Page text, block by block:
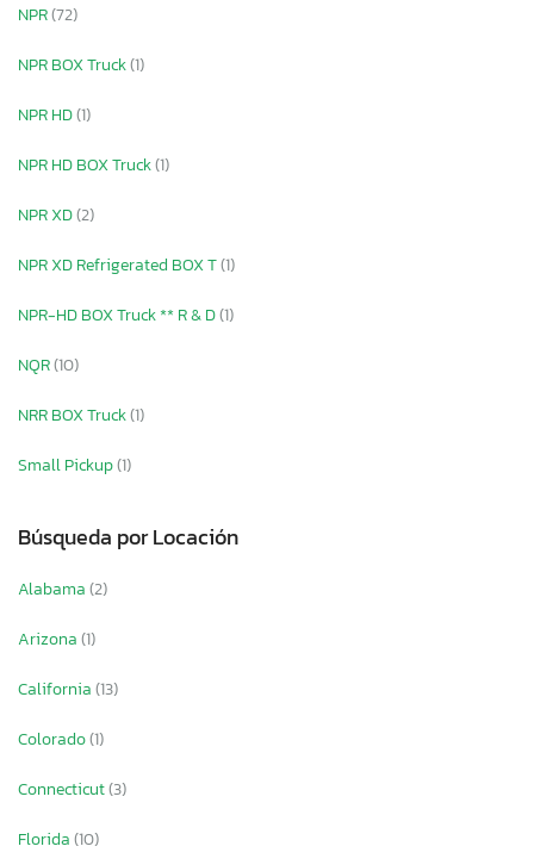
NPR(72)
NPR BOX Truck(1)
NPR HD(1)
NPR HD BOX Truck(1)
NPR XD(2)
NPR XD Refrigerated BOX T(1)
NPR-HD BOX Truck ** R & D(1)
NQR(10)
NRR BOX Truck(1)
Small Pickup(1)
Búsqueda por Locación
Alabama(2)
Arizona(1)
California(13)
Colorado(1)
Connecticut(3)
Florida(10)